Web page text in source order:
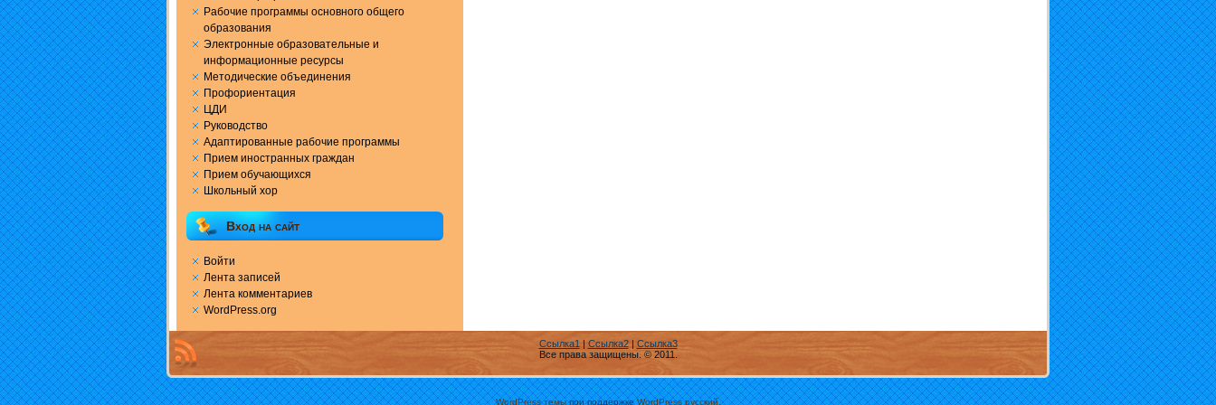
Рабочие программы основного общего
образования
Электронные образовательные и
информационные ресурсы
Методические объединения
Профориентация
ЦДИ
Руководство
Адаптированные рабочие программы
Прием иностранных граждан
Прием обучающихся
Школьный хор
Вход на сайт
Войти
Лента записей
Лента комментариев
WordPress.org
Ссылка1 | Ссылка2| Ссылка3
Все права защищены. © 2011.
WordPress темыпри поддержкеWordPress русский.